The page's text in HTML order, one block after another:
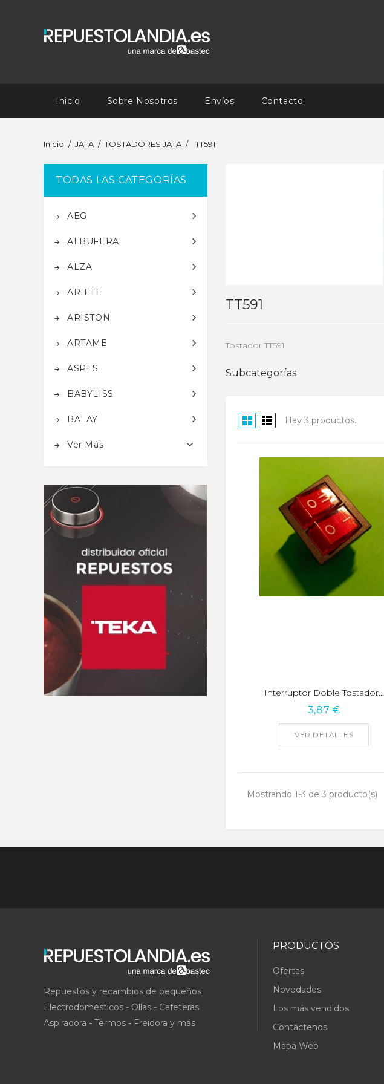
Inicio Sobre Nosotros Envíos Contacto
Inicio JATA TOSTADORES JATA TT591
TODAS LAS CATEGORÍAS
AEG
ALBUFERA
ALZA
ARIETE
ARISTON
ARTAME
ASPES
BABYLISS
BALAY
Ver Más
TT591
Tostador TT591
Subcategorías
Hay 3 productos.
Interruptor Doble Tostador...
3,87 €
VER DETALLES
Mostrando 1-3 de 3 producto(s)
Repuestos y recambios de pequeños
Electrodomésticos - Ollas - Cafeteras
Aspiradora - Termos - Freidora y más
PRODUCTOS
Ofertas
Novedades
Los más vendidos
Contáctenos
Mapa Web